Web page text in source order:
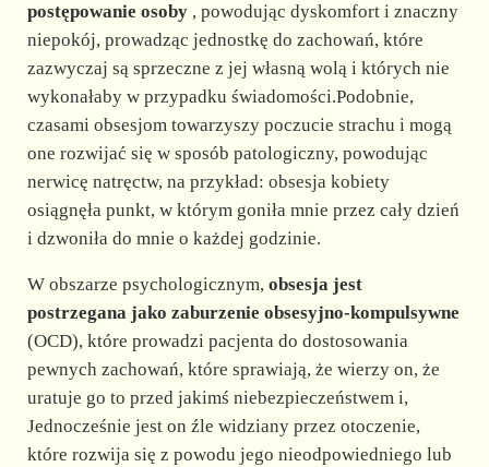
postępowanie osoby, powodując dyskomfort i znaczny
niepokój, prowadząc jednostkę do zachowań, które
zazwyczaj są sprzeczne z jej własną wolą i których nie
wykonałaby w przypadku świadomości.Podobnie,
czasami obsesjom towarzyszy poczucie strachu i mogą
one rozwijać się w sposób patologiczny, powodując
nerwicę natręctw, na przykład: obsesja kobiety
osiągnęła punkt, w którym goniła mnie przez cały dzień
i dzwoniła do mnie o każdej godzinie.
W obszarze psychologicznym, obsesja jest
postrzegana jako zaburzenie obsesyjno-kompulsywne
(OCD), które prowadzi pacjenta do dostosowania
pewnych zachowań, które sprawiają, że wierzy on, że
uratuje go to przed jakimś niebezpieczeństwem i,
Jednocześnie jest on źle widziany przez otoczenie,
które rozwija się z powodu jego nieodpowiedniego lub